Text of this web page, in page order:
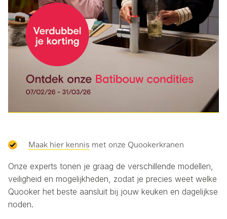
Maak hier kennis met onze Quookerkranen
Onze experts tonen je graag de verschillende modellen,
veiligheid en mogelijkheden, zodat je precies weet welke
Quooker het beste aansluit bij jouw keuken en dagelijkse
noden.